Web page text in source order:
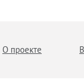
О проекте